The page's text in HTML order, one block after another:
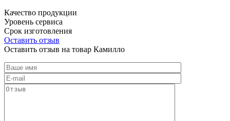
Качество продукции
Уровень сервиса
Срок изготовления
Оставить отзыв
Оставить отзыв на товар Камилло